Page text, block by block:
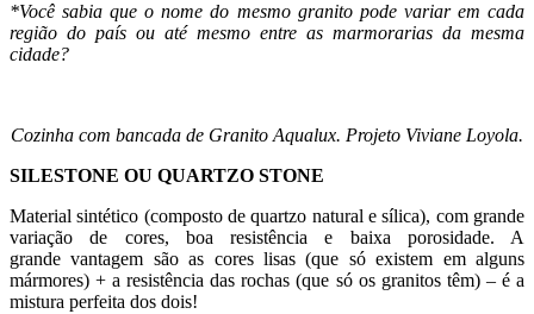
*Você sabia que o nome do mesmo granito pode variar em cada
região do país ou até mesmo entre as marmorarias da mesma
cidade?
Cozinha com bancada de Granito Aqualux. Projeto Viviane Loyola.
SILESTONE OU QUARTZO STONE
Material sintético (composto de quartzo natural e sílica), com grande
variação de cores, boa resistência e baixa porosidade. A
grande vantagem são as cores lisas (que só existem em alguns
mármores) + a resistência das rochas (que só os granitos têm) – é a
mistura perfeita dos dois!